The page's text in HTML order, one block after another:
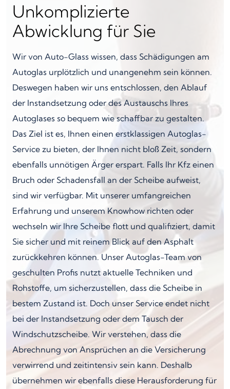
Unkomplizierte
Abwicklung für Sie
Wir von Auto-Glass wissen, dass Schädigungen am
Autoglas urplötzlich und unangenehm sein können.
Deswegen haben wir uns entschlossen, den Ablauf
der Instandsetzung oder des Austauschs Ihres
Autoglases so bequem wie schaffbar zu gestalten.
Das Ziel ist es, Ihnen einen erstklassigen Autoglas-
Service zu bieten, der Ihnen nicht bloß Zeit, sondern
ebenfalls unnötigen Ärger erspart. Falls Ihr Kfz einen
Bruch oder Schadensfall an der Scheibe aufweist,
sind wir verfügbar. Mit unserer umfangreichen
Erfahrung und unserem Knowhow richten oder
wechseln wir Ihre Scheibe flott und qualifiziert, damit
Sie sicher und mit reinem Blick auf den Asphalt
zurückkehren können. Unser Autoglas-Team von
geschulten Profis nutzt aktuelle Techniken und
Rohstoffe, um sicherzustellen, dass die Scheibe in
bestem Zustand ist. Doch unser Service endet nicht
bei der Instandsetzung oder dem Tausch der
Windschutzscheibe. Wir verstehen, dass die
Abrechnung von Ansprüchen an die Versicherung
verwirrend und zeitintensiv sein kann. Deshalb
übernehmen wir ebenfalls diese Herausforderung für